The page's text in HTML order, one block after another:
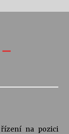
Stávám se
řízení na pozici